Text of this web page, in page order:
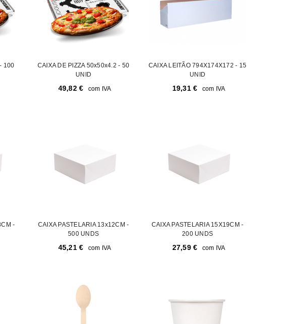
CONTA
definir uma nova senha será enviada para o seu
email.
100
CAIXA DE PIZZA 50x50x4.2 - 50
UNID
49,82€ com IVA
CAIXA LEITÃO 794X174X172 - 15
UNID
19,31€ com IVA
-
CAIXA PASTELARIA 13x12CM -
500 UNDS
45,21€ com IVA
CAIXA PASTELARIA 15X19CM -
200 UNDS
27,59€ com IVA